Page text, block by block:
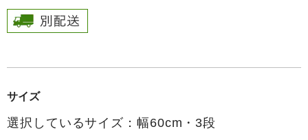
サイズ
選択しているサイズ：幅60cm・3段